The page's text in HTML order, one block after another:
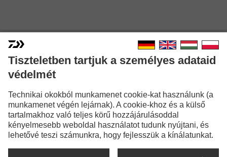
SWEEPFIRE TELEPOLE
Tiszteletben tartjuk a személyes adataid
védelmét
Technikai okokból munkamenet cookie-kat használunk (a
munkamenet végén lejárnak). A cookie-khoz és a külső
tartalmakhoz való teljes körű hozzájárulásoddal
kényelmesebb weboldal használatot tudunk nyújtani, és
lehetővé teszi számunkra, hogy fejlesszük a kínálatunkat.